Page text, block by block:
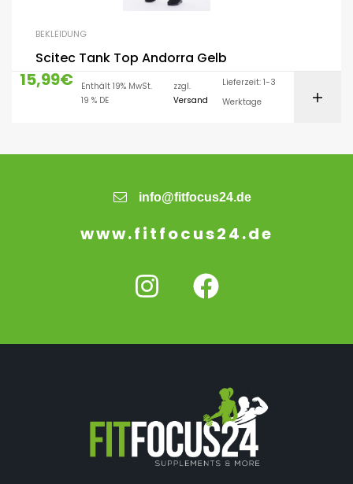
BEKLEIDUNG
Scitec Tank Top Andorra Gelb
15,99€
Enthält 19% MwSt.
19 % DE
zzgl.
Versand
Lieferzeit: 1-3
Werktage
info@fitfocus24.de
www.fitfocus24.de